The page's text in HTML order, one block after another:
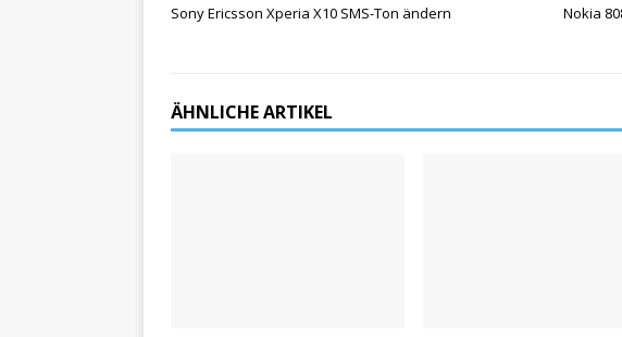
Sony Ericsson Xperia X10 SMS-Ton ändern
Nokia
ÄHNLICHE ARTIKEL